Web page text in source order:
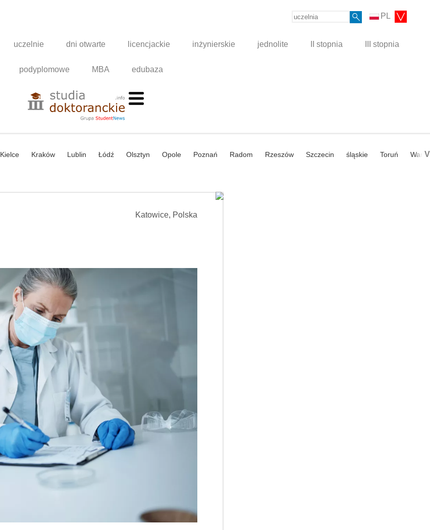
PL
uczelnie dni otwarte licencjackie inżynierskie jednolite II stopnia III stopnia
podyplomowe MBA edubaza
Kielce Kraków Lublin Łódź Olsztyn Opole Poznań Radom Rzeszów Szczecin śląskie Toruń V
Katowice, Polska